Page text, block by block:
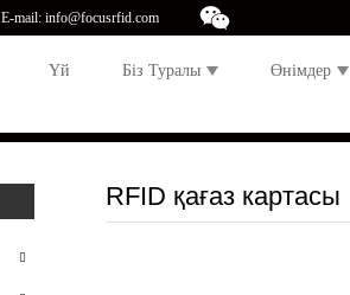
E-mail: info@focusrfid.com
Үй Біз Туралы Өнімдер
RFID қағаз картасы